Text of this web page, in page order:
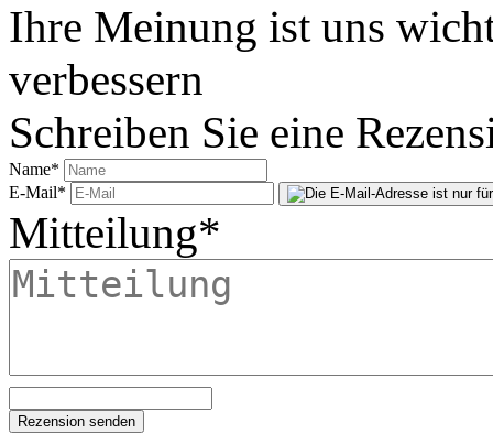
Ihre Meinung ist uns
verbessern
Schreiben Sie eine
Name*
E-Mail*
Mitteilung*